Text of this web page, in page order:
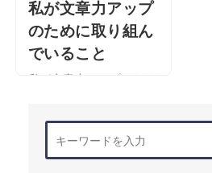
私が文章力アップ
のために取り組ん
でいること
私が文章力アップのため
宅歴3年で、ライターや編
集をしているaiaiです。ラ
イターとして仕事をさせ